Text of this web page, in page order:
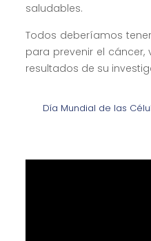
saludables.
Todos deberíamos
para prevenir el cáncer,
resultados de su
Día Mundial de las